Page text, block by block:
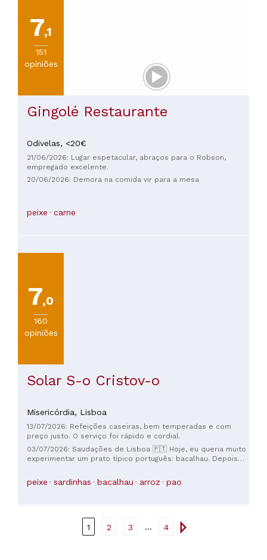
7,1
151
opiniões
Gingolé Restaurante
Odivelas, <20€
21/06/2026: Lugar espetacular, abraços para o Robson,
empregado excelente.
20/06/2026: Demora na comida vir para a mesa
peixe carne
7,0
160
opiniões
Solar S-o Cristov-o
Misericórdia, Lisboa
13/07/2026: Refeições caseiras, bem temperadas e com
preço justo. O serviço foi rápido e cordial.
03/07/2026: Saudações de Lisboa 🇵🇹 Hoje, eu queria muito
experimentar um prato típico português: bacalhau. Depois
prato era simples, autêntico e delicioso. O bacalhau estava
perfeitamente preparado, servido com batatas, uma salada
peixe sardinhas bacalhau arroz pao
1 2 3 ... 4